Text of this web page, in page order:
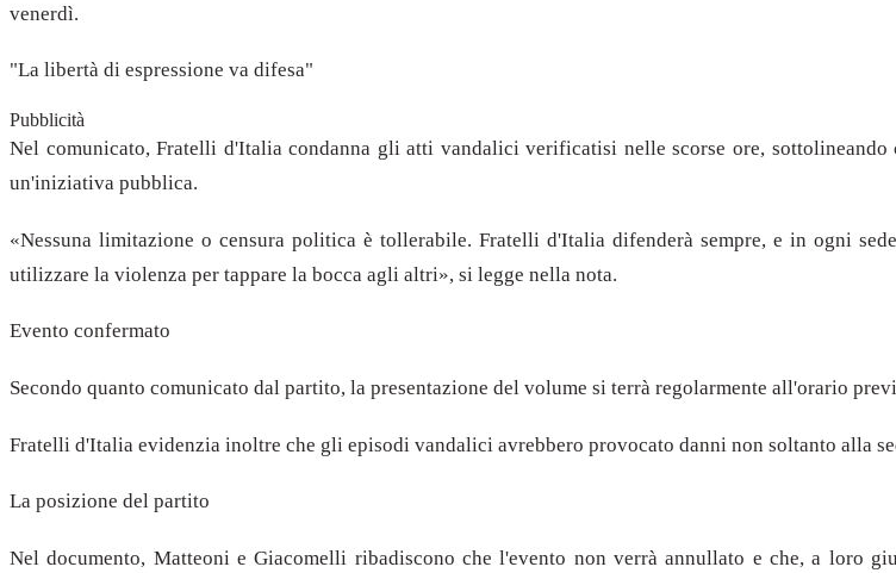
venerdì.
"La libertà di espressione va difesa"
Pubblicità
Nel comunicato, Fratelli d'Italia condanna gli atti vandalici verificatisi nelle scorse ore,
un'iniziativa pubblica.
«Nessuna limitazione o censura politica è tollerabile. Fratelli d'Italia difenderà sempre, e in ogni
utilizzare la violenza per tappare la bocca agli altri», si legge nella nota.
Evento confermato
Secondo quanto comunicato dal partito, la presentazione del volume si terrà regolarmente all'orario
Fratelli d'Italia evidenzia inoltre che gli episodi vandalici avrebbero provocato danni non soltanto alla
La posizione del partito
Nel documento, Matteoni e Giacomelli ribadiscono che l'evento non verrà annullato e che, a loro